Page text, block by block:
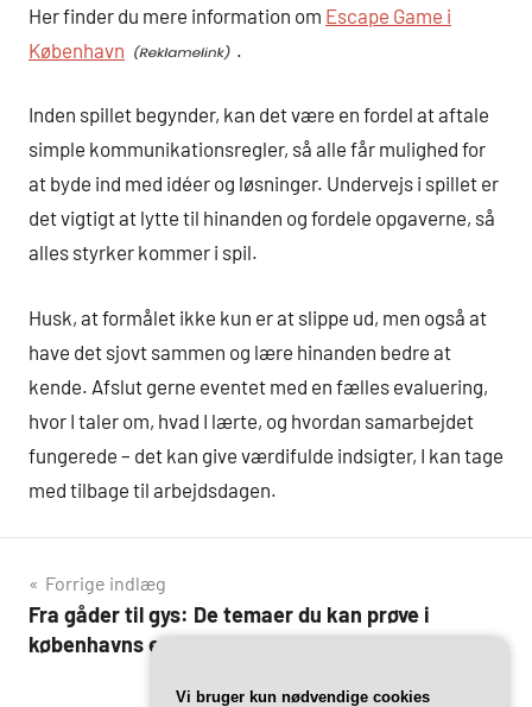
Her finder du mere information om Escape Game i
København
.
Inden spillet begynder, kan det være en fordel at aftale
simple kommunikationsregler, så alle får mulighed for
at byde ind med idéer og løsninger. Undervejs i spillet er
det vigtigt at lytte til hinanden og fordele opgaverne, så
alles styrker kommer i spil.
Husk, at formålet ikke kun er at slippe ud, men også at
have det sjovt sammen og lære hinanden bedre at
kende. Afslut gerne eventet med en fælles evaluering,
hvor I taler om, hvad I lærte, og hvordan samarbejdet
fungerede – det kan give værdifulde indsigter, I kan tage
med tilbage til arbejdsdagen.
Indlægsnavigation
Forrige indlæg
Fra gåder til gys: De temaer du kan prøve i
københavns escape games
Næste indlæg
Vi bruger kun nødvendige cookies